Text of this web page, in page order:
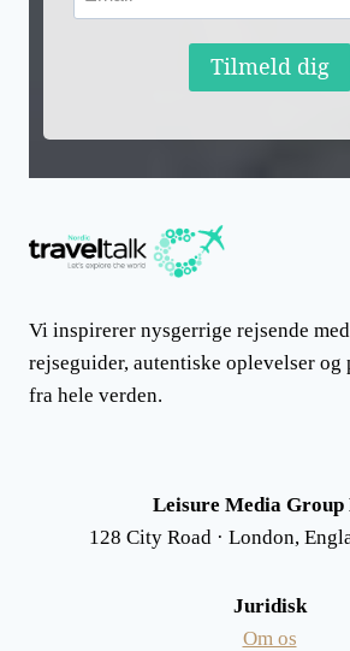
Tilmeld dig
Vi inspirerer nysgerrige rejsende
rejseguider, autentiske oplevelser og
fra hele verden.
Leisure Media Group
128 City Road · London,
Juridisk
Om os